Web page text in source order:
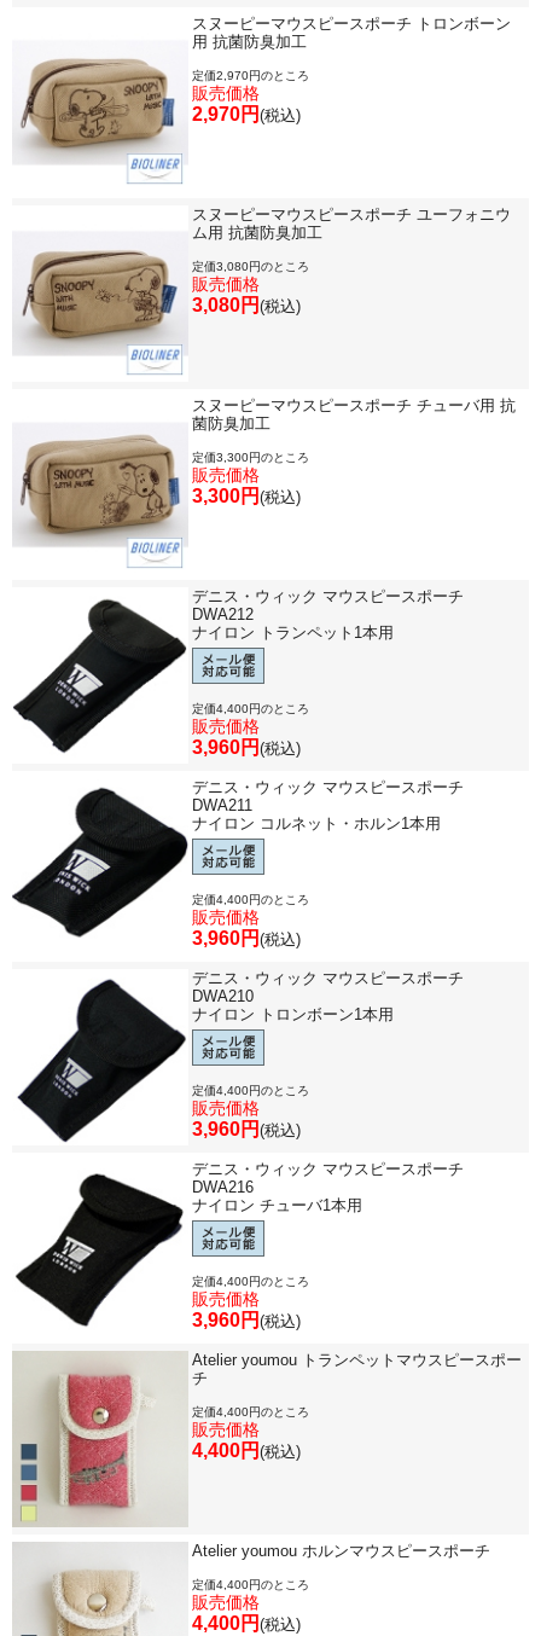
スヌーピーマウスピースポーチ トロンボーン
用 抗菌防臭加工
定価2,970円のところ
販売価格
2,970円 (税込)
スヌーピーマウスピースポーチ ユーフォニウ
ム用 抗菌防臭加工
定価3,080円のところ
販売価格
3,080円 (税込)
スヌーピーマウスピースポーチ チューバ用 抗
菌防臭加工
定価3,300円のところ
販売価格
3,300円 (税込)
デニス・ウィック マウスピースポーチ
DWA212
ナイロン トランペット1本用
定価4,400円のところ
販売価格
3,960円 (税込)
デニス・ウィック マウスピースポーチ
DWA211
ナイロン コルネット・ホルン1本用
定価4,400円のところ
販売価格
3,960円 (税込)
デニス・ウィック マウスピースポーチ
DWA210
ナイロン トロンボーン1本用
定価4,400円のところ
販売価格
3,960円 (税込)
デニス・ウィック マウスピースポーチ
DWA216
ナイロン チューバ1本用
定価4,400円のところ
販売価格
3,960円 (税込)
Atelier youmou トランペットマウスピースポー
チ
定価4,400円のところ
販売価格
4,400円 (税込)
Atelier youmou ホルンマウスピースポーチ
定価4,400円のところ
販売価格
4,400円 (税込)